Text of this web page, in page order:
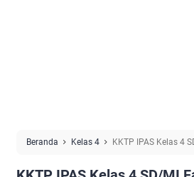
Beranda Kelas 4
KKTP IPAS Kelas 4